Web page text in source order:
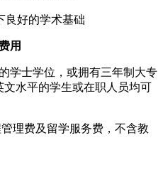
良好的学术基础
用
学士学位，或拥有三年制大专
水平的学生或在职人员均可
理费及留学服务费，不含教